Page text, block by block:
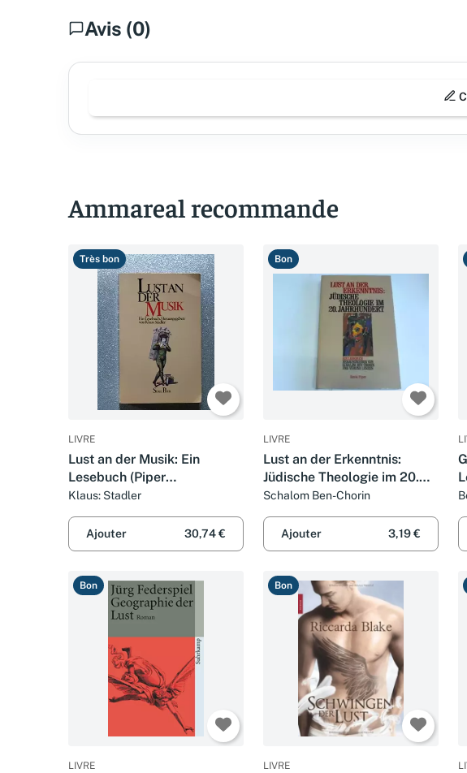
Avis (0)
Ammareal recommande
Très bon
LIVRE
Lust an der Musik: Ein
Lesebuch (Piper
Taschenbuch)
Klaus: Stadler
Ajouter 30,74 €
Bon
LIVRE
Lust an der Erkenntnis:
Jüdische Theologie im 20.
Jahrhundert: Ein Lesebuch
(Piper Taschenbuch)
Schalom Ben-Chorin
Ajouter 3,19 €
Bon
LIVRE
Bon
LIVRE